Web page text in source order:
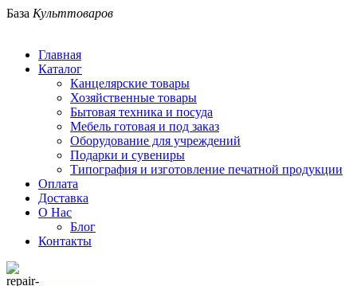
База Культтоваров
Главная
Каталог
Канцелярские товары
Хозяйственные товары
Бытовая техника и посуда
Мебель готовая и под заказ
Оборудование для учреждений
Подарки и сувениры
Типография и изготовление печатной продукции
Оплата
Доставка
О Нас
Блог
Контакты
★ ★★★